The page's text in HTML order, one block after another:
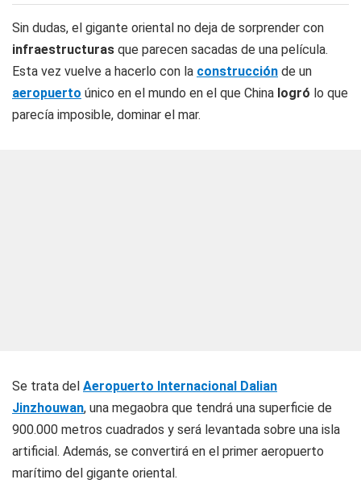
Sin dudas, el gigante oriental no deja de sorprender con
infraestructuras que parecen sacadas de una película.
Esta vez vuelve a hacerlo con la construcción de un
aeropuerto único en el mundo en el que China logró lo que
parecía imposible, dominar el mar.
Se trata del Aeropuerto Internacional Dalian
Jinzhouwan, una megaobra que tendrá una superficie de
900.000 metros cuadrados y será levantada sobre una isla
artificial. Además, se convertirá en el primer aeropuerto
marítimo del gigante oriental.